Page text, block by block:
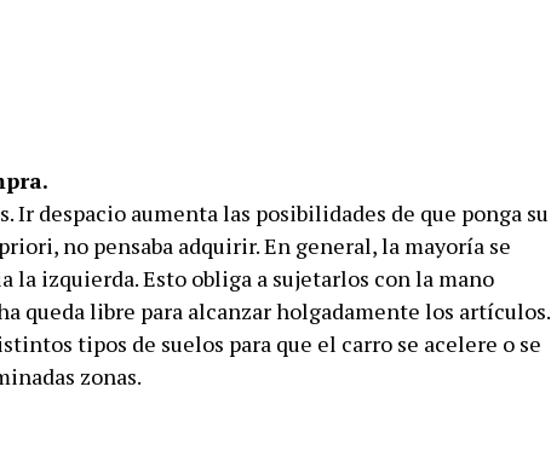
Ir despacio aumenta las posibilidades de que ponga su
no pensaba adquirir. En general, la mayoría se
la izquierda. Esto obliga a sujetarlos con la mano
queda libre para alcanzar holgadamente los artículos.
tipos de suelos para que el carro se acelere o se
zonas.